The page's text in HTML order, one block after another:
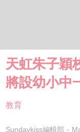
天虹朱子穎
將設幼小中
教育
Sundaykiss編輯部